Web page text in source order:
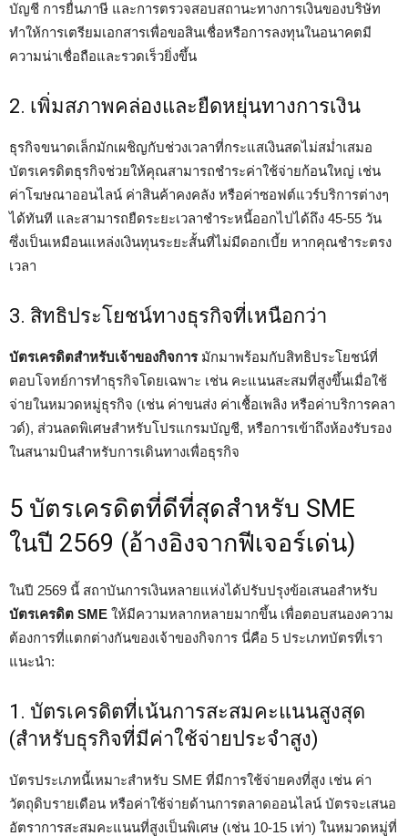
บัญชี การยื่นภาษี และการตรวจสอบสถานะทางการเงินของบริษัท
ทำให้การเตรียมเอกสารเพื่อขอสินเชื่อหรือการลงทุนในอนาคตมี
ความน่าเชื่อถือและรวดเร็วยิ่งขึ้น
2. เพิ่มสภาพคล่องและยืดหยุ่นทางการเงิน
ธุรกิจขนาดเล็กมักเผชิญกับช่วงเวลาที่กระแสเงินสดไม่สม่ำเสมอ
บัตรเครดิตธุรกิจช่วยให้คุณสามารถชำระค่าใช้จ่ายก้อนใหญ่ เช่น
ค่าโฆษณาออนไลน์ ค่าสินค้าคงคลัง หรือค่าซอฟต์แวร์บริการต่างๆ
ได้ทันที และสามารถยืดระยะเวลาชำระหนี้ออกไปได้ถึง 45-55 วัน
ซึ่งเป็นเหมือนแหล่งเงินทุนระยะสั้นที่ไม่มีดอกเบี้ย หากคุณชำระตรง
เวลา
3. สิทธิประโยชน์ทางธุรกิจที่เหนือกว่า
บัตรเครดิตสำหรับเจ้าของกิจการมักมาพร้อมกับสิทธิประโยชน์ที่
ตอบโจทย์การทำธุรกิจโดยเฉพาะ เช่น คะแนนสะสมที่สูงขึ้นเมื่อใช้
จ่ายในหมวดหมู่ธุรกิจ (เช่น ค่าขนส่ง ค่าเชื้อเพลิง หรือค่าบริการคลา
วด์), ส่วนลดพิเศษสำหรับโปรแกรมบัญชี, หรือการเข้าถึงห้องรับรอง
ในสนามบินสำหรับการเดินทางเพื่อธุรกิจ
5 บัตรเครดิตที่ดีที่สุดสำหรับ SME
ในปี 2569 (อ้างอิงจากฟีเจอร์เด่น)
ในปี 2569 นี้ สถาบันการเงินหลายแห่งได้ปรับปรุงข้อเสนอสำหรับ
บัตรเครดิต SME ให้มีความหลากหลายมากขึ้น เพื่อตอบสนองความ
ต้องการที่แตกต่างกันของเจ้าของกิจการ นี่คือ 5 ประเภทบัตรที่เรา
แนะนำ:
1. บัตรเครดิตที่เน้นการสะสมคะแนนสูงสุด
(สำหรับธุรกิจที่มีค่าใช้จ่ายประจำสูง)
บัตรประเภทนี้เหมาะสำหรับ SME ที่มีการใช้จ่ายคงที่สูง เช่น ค่า
วัตถุดิบรายเดือน หรือค่าใช้จ่ายด้านการตลาดออนไลน์ บัตรจะเสนอ
อัตราการสะสมคะแนนที่สูงเป็นพิเศษ (เช่น 10-15 เท่า) ในหมวดหมู่ที่